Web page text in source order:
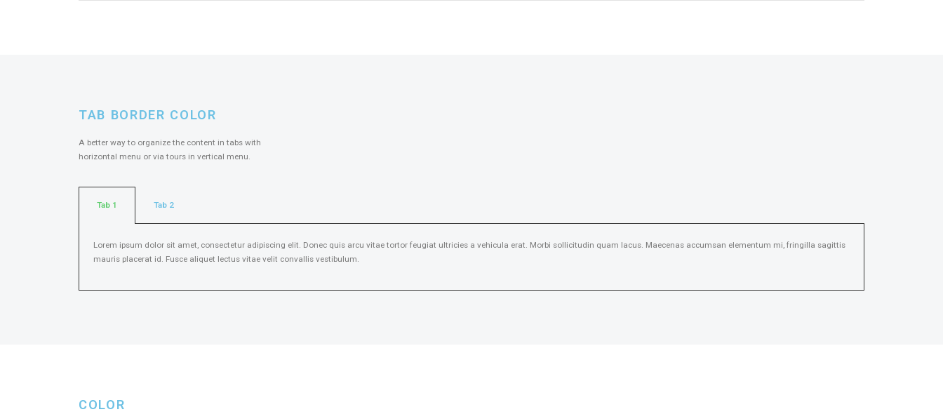
TAB BORDER COLOR
A better way to organize the content in tabs with
horizontal menu or via tours in vertical menu.
Tab 1 Tab 2
Lorem ipsum dolor sit amet, consectetur adipiscing elit. Donec quis arcu vitae tortor feugiat ultricies a vehicula erat. Morbi sollicitudin quam lacus. Maecenas accumsan elementum mi, fringilla sagittis
mauris placerat id. Fusce aliquet lectus vitae velit convallis vestibulum.
COLOR​